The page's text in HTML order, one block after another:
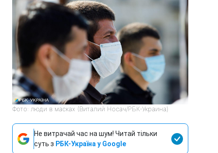
Фото: люди в масках (Виталий Носач/РБК-Украина)
Не витрачай час на шум! Читай тільки
суть з РБК-Україна у Google